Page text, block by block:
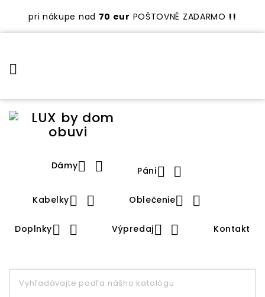
pri nákupe nad 70 eur POŠTOVNÉ ZADARMO !!

 
Dámy  
Páni
 
Kabelky  
Oblečenie
 
Doplnky  
Výpredaj Kontakt